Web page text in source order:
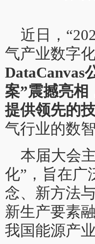
近日，
气产业数字
DataCanvas
案”震撼亮相
提供领先的
气行业的数
本届大会
化”，旨在广
念、新方法
新生产要素
我国能源产